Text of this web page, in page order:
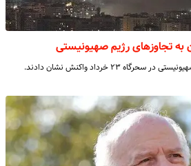
به تجاوزهای رژیم صهیونیستی
۲۳ خرداد واکنش نشان دادند.